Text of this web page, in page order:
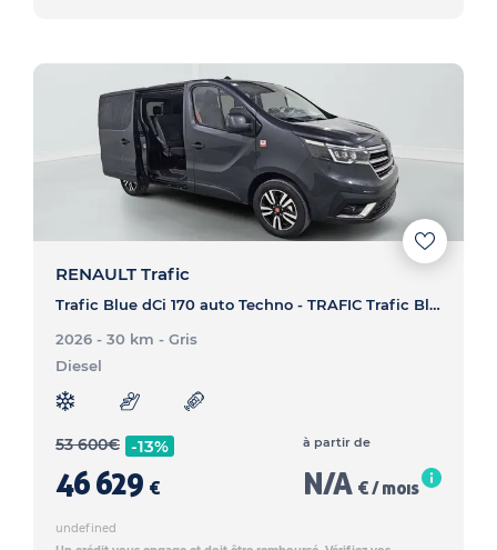
RENAULT Trafic
Trafic Blue dCi 170 auto Techno - TRAFIC Trafic Blue dCi 170 auto Techno
2026 - 30 km - Gris
Diesel
53 600€ -13%
46 629 €
à partir de
N/A € / mois
undefined